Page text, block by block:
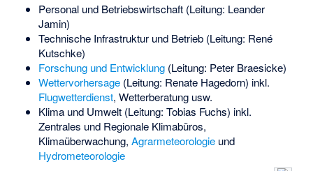
Personal und Betriebswirtschaft (Leitung: Leander
Jamin)
Technische Infrastruktur und Betrieb (Leitung: René
Kutschke)
Forschung und Entwicklung(Leitung: Peter Braesicke)
Wettervorhersage(Leitung: Renate Hagedorn) inkl.
Flugwetterdienst, Wetterberatung usw.
Klima und Umwelt (Leitung: Tobias Fuchs) inkl.
Zentrales und Regionale Klimabüros,
Klimaüberwachung, Agrarmeteorologieund
Hydrometeorologie